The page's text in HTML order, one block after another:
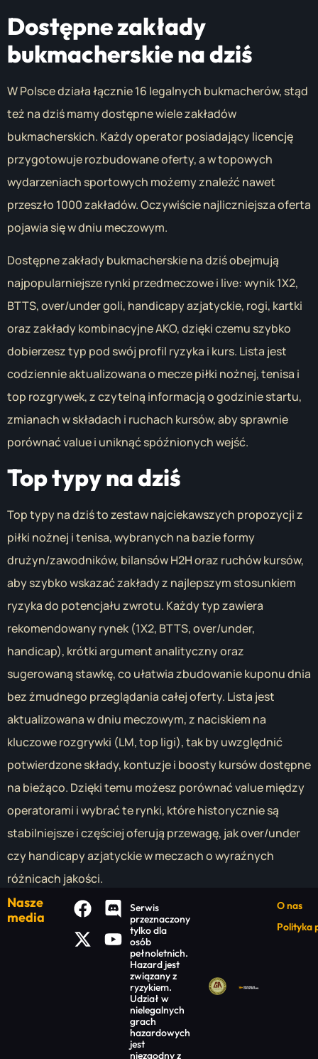
Dostępne zakłady
bukmacherskie na dziś
W Polsce działa łącznie 16 legalnych bukmacherów, stąd
też na dziś mamy dostępne wiele zakładów
bukmacherskich. Każdy operator posiadający licencję
przygotowuje rozbudowane oferty, a w topowych
wydarzeniach sportowych możemy znaleźć nawet
przeszło 1000 zakładów. Oczywiście najliczniejsza oferta
pojawia się w dniu meczowym.
Dostępne zakłady bukmacherskie na dziś obejmują
najpopularniejsze rynki przedmeczowe i live: wynik 1X2,
BTTS, over/under goli, handicapy azjatyckie, rogi, kartki
oraz zakłady kombinacyjne AKO, dzięki czemu szybko
dobierzesz typ pod swój profil ryzyka i kurs. Lista jest
codziennie aktualizowana o mecze piłki nożnej, tenisa i
top rozgrywek, z czytelną informacją o godzinie startu,
zmianach w składach i ruchach kursów, aby sprawnie
porównać value i uniknąć spóźnionych wejść.
Top typy na dziś
Top typy na dziś to zestaw najciekawszych propozycji z
piłki nożnej i tenisa, wybranych na bazie formy
drużyn/zawodników, bilansów H2H oraz ruchów kursów,
aby szybko wskazać zakłady z najlepszym stosunkiem
ryzyka do potencjału zwrotu. Każdy typ zawiera
rekomendowany rynek (1X2, BTTS, over/under,
handicap), krótki argument analityczny oraz
sugerowaną stawkę, co ułatwia zbudowanie kuponu dnia
bez żmudnego przeglądania całej oferty. Lista jest
aktualizowana w dniu meczowym, z naciskiem na
kluczowe rozgrywki (LM, top ligi), tak by uwzględnić
potwierdzone składy, kontuzje i boosty kursów dostępne
na bieżąco. Dzięki temu możesz porównać value między
operatorami i wybrać te rynki, które historycznie są
stabilniejsze i częściej oferują przewagę, jak over/under
czy handicapy azjatyckie w meczach o wyraźnych
różnicach jakości.
Nasze
media
Serwis
przeznaczony
tylko dla
osób
pełnoletnich.
Hazard jest
związany z
ryzykiem.
Udział w
nielegalnych
grach
hazardowych
jest
niezgodny z
O nas
Polityka